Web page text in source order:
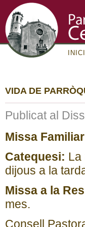
INICI
VIDA DE
Publicat al
Missa
Catequesi: La
dijous a la
Missa a la
mes.
Consell